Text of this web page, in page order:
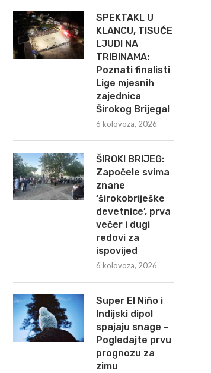
SPEKTAKL U
KLANCU, TISUĆE
LJUDI NA
TRIBINAMA:
Poznati finalisti
Lige mjesnih
zajednica
Širokog Brijega!
6 kolovoza, 2026
ŠIROKI BRIJEG:
Započele svima
znane
‘širokobriješke
devetnice’, prva
večer i dugi
redovi za
ispovijed
6 kolovoza, 2026
Super El Niño i
Indijski dipol
spajaju snage –
Pogledajte prvu
prognozu za
zimu